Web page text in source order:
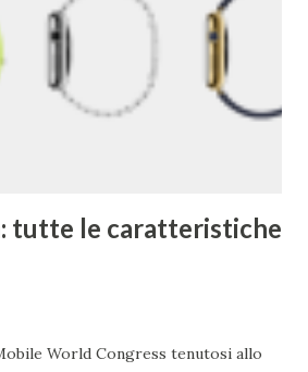
settimana dal 2010 . 3) Il primo
Burning Man nel 1998. Brin e
avvertire gli utenti che per quel
ufficio. 4) Il primo chef assunto ...
tutte le caratteristiche
World Congress tenutosi allo